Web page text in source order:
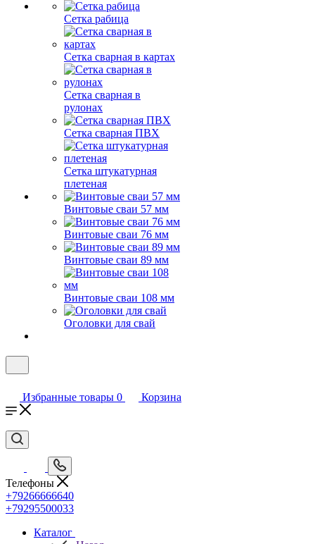
Сетка рабица
Сетка сварная в картах
Сетка сварная в
рулонах
Сетка сварная ПВХ
Сетка штукатурная
плетеная
Винтовые сваи 57 мм
Винтовые сваи 76 мм
Винтовые сваи 89 мм
Винтовые сваи 108 мм
Оголовки для свай
Избранные товары 0 Корзина
Телефоны
+79266666640
+79295500033
Каталог